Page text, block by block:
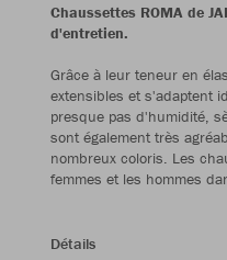
Chaussettes ROMA de
d'entretien.
Grâce à leur teneur en
extensibles et s'adaptent
presque pas d'humidité,
sont également très
nombreux coloris. Les
femmes et les hommes
Détails